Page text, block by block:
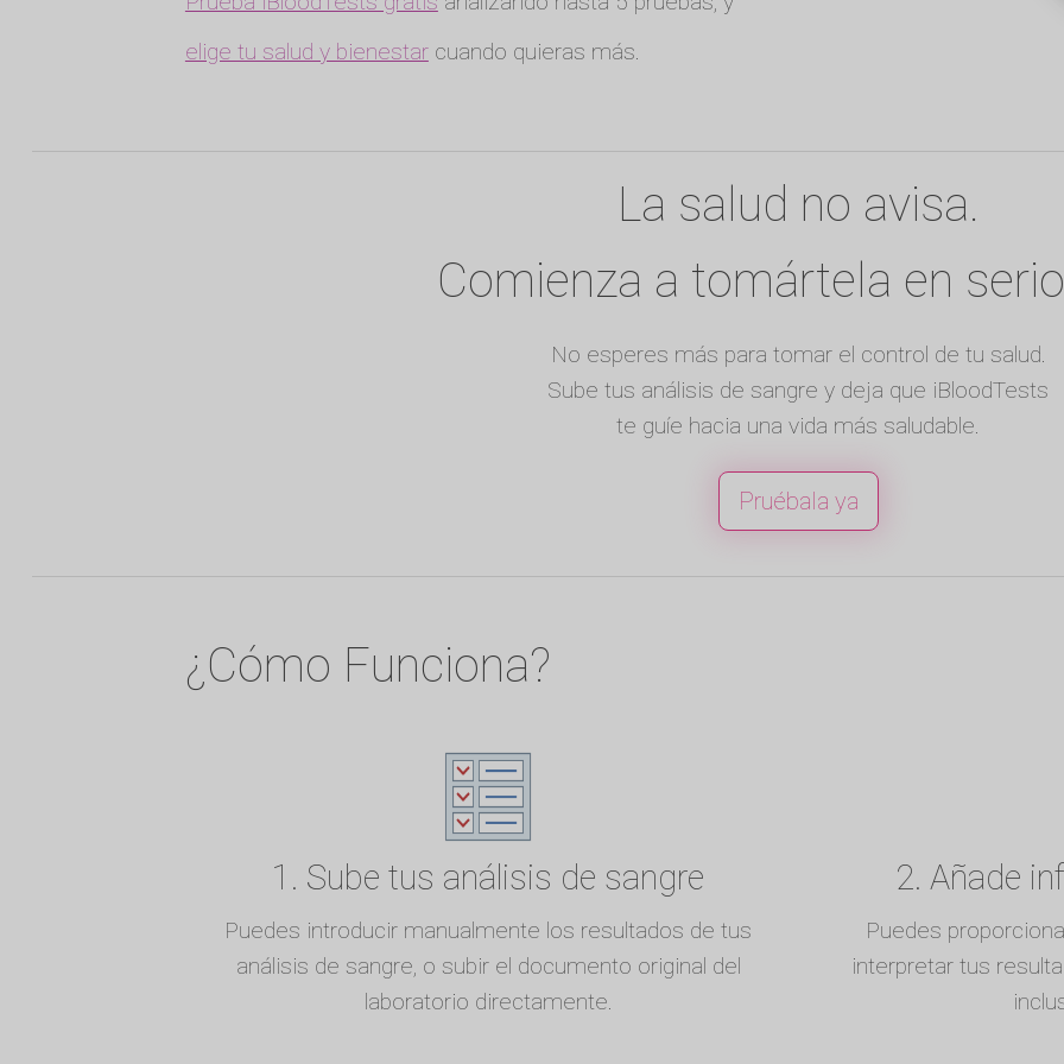
elige tu salud y bienestarcuando quieras más.
La salud no avisa.
Comienza a tomártela en
No esperes más para tomar el control de tu salud.
Sube tus análisis de sangre y deja que iBloodTests
te guíe hacia una vida más saludable.
Pruébala ya
¿Cómo Funciona?
1. Sube tus análisis de sangre
Puedes introducir manualmente los resultados de tus
análisis de sangre, o subir el documento original del
laboratorio directamente.
2. Añade
Puedes
interpretar tus